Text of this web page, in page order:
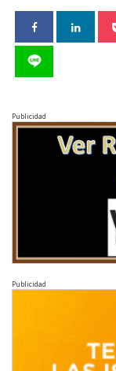
Publicidad
Publicidad